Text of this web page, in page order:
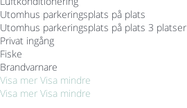
Utomhus parkeringsplats på plats
Utomhus parkeringsplats på plats 3 platser
Privat ingång
Fiske
Brandvarnare
Visa mer Visa mindre
Visa mer Visa mindre